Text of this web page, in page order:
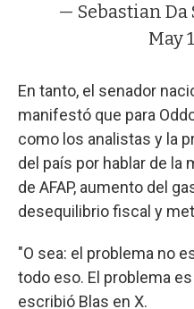
— Sebastian Da
May
En tanto, el senador
manifestó que para
como los analistas y la
del país por hablar de la
de AFAP, aumento del
desequilibrio fiscal y
"O sea: el problema no
todo eso. El problema
escribió Blas en X.